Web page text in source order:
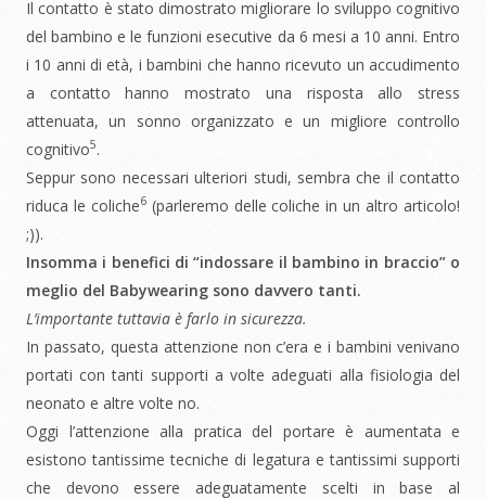
Il contatto è stato dimostrato migliorare lo sviluppo cognitivo
del bambino e le funzioni esecutive da 6 mesi a 10 anni. Entro
i 10 anni di età, i bambini che hanno ricevuto un accudimento
a contatto hanno mostrato una risposta allo stress
attenuata, un sonno organizzato e un migliore controllo
cognitivo5.
Seppur sono necessari ulteriori studi, sembra che il contatto
riduca le coliche6(parleremo delle coliche in un altro articolo!
;)).
Insomma i benefici di “indossare il bambino in braccio” o
meglio del Babywearing sono davvero tanti.
L’importante tuttavia è farlo in sicurezza.
In passato, questa attenzione non c’era e i bambini venivano
portati con tanti supporti a volte adeguati alla fisiologia del
neonato e altre volte no.
Oggi l’attenzione alla pratica del portare è aumentata e
esistono tantissime tecniche di legatura e tantissimi supporti
che devono essere adeguatamente scelti in base al